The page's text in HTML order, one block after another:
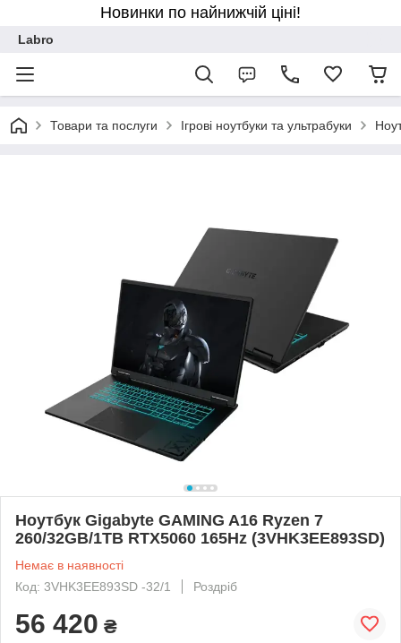
Новинки по найнижчій ціні!
Labro
Товари та послуги Ігрові ноутбуки та ультрабуки
Ноутбук Gigabyte GAMING A16 Ryzen 7
260/32GB/1TB RTX5060 165Hz (3VHK3EE893SD)
Немає в наявності
Код: 3VHK3EE893SD -32/1
Роздріб
56 420 ₴